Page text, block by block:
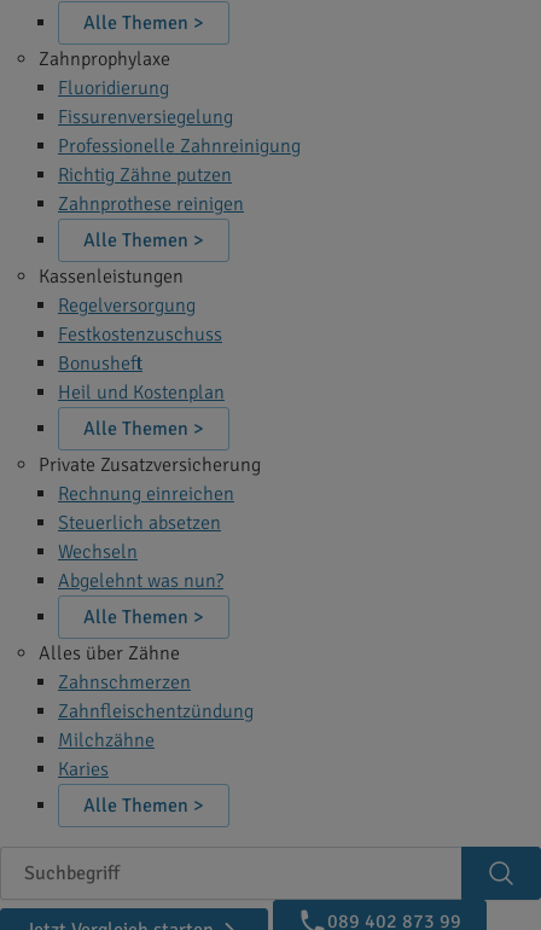
Alle Themen >
Zahnprophylaxe
Fluoridierung
Fissurenversiegelung
Professionelle Zahnreinigung
Richtig Zähne putzen
Zahnprothese reinigen
Alle Themen >
Kassenleistungen
Regelversorgung
Festkostenzuschuss
Bonusheft
Heil und Kostenplan
Alle Themen >
Private Zusatzversicherung
Rechnung einreichen
Steuerlich absetzen
Wechseln
Abgelehnt was nun?
Alle Themen >
Alles über Zähne
Zahnschmerzen
Zahnfleischentzündung
Milchzähne
Karies
Alle Themen >
Suchbegriff
089 402 873 99